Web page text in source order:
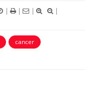
| | |
|
cancer